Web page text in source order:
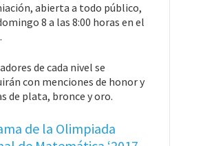
abierta a todo público,
8 a las 8:00 horas en el
de cada nivel se
con menciones de honor y
de plata, bronce y oro.
de la Olimpiada